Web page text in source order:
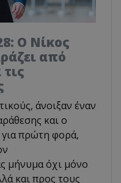
Ο Νίκος
από
άνοιξαν έναν
και ο
πρώτη φορά,
μήνυμα όχι μόνο
και προς τους